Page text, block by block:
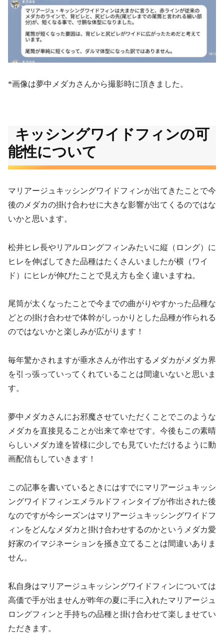
*画像は夢中メダカさんから撮影時に頂きました。
キッシングワイドフィンの可
能性について
マリアージュキッシングワイドフィンが出てきたことで今
後のメダカの掛け合わせに大きな影響が出てくるのではな
いかと思います。
松井ヒレ長やリアルロングフィンみたいに縦（ロング）に
ヒレを伸ばしてきた品種はたくさんいましたが横（ワイ
ド）にヒレが伸びたことで見え方も全く違いますね。
尾筒が太くなったことで今までの曲がりやすかった品種な
どとの掛け合わせで体幹がしっかりとした品種が作られる
のではないかと楽しみが広がります！
毎年驚かされますが垂水さんが作出するメダカがメダカ界
を引っ張っていってくれていることは間違いないと思いま
す。
夢中メダカさんにお邪魔させていただくことでこのような
メダカを直接見ることが出来て幸せです。今後もこの素晴
らしいメダカ達を皆様に少しでも見ていただけるように動
画配信もしていきます！
この記事を書いているときにはすでにマリアージュキッシ
ングワイドフィンエメラルドフィンタイプが作出された後
なのですが今シーズンはマリアージュキッシングワイドフ
ィンをどんなメダカと掛け合わせするのかというメダカ愛
好家のイマジネーションを掻き立てることは間違いありま
せん。
私自身はマリアージュキッシングワイドフィンについては
高価で手が出ませんが昨年の夏に手に入れたマリアージュ
ロングフィンと手持ちの品種と掛け合わせて楽しませてい
ただきます。